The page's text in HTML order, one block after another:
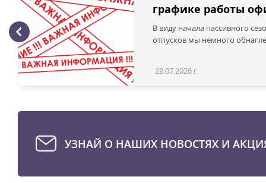
графике работы
В виду начала пассивного
отпусков мы немного
28.07.2026 г.
УЗНАЙ О НАШИХ НОВОСТЯХ И